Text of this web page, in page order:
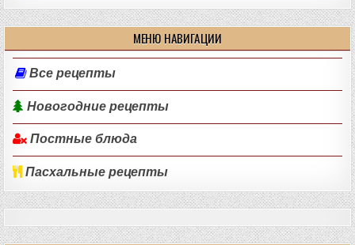
МЕНЮ НАВИГАЦИИ
Все рецепты
Новогодние рецепты
Постные блюда
Пасхальные рецепты